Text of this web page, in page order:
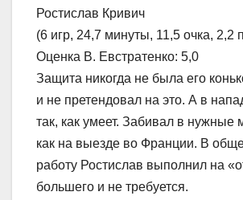
Ростислав Кривич
(6 игр, 24,7 минуты, 11,5 очка, 2,2
Оценка В. Евстратенко: 5,0
Защита никогда не была его
и не претендовал на это. А в
так, как умеет. Забивал в нужные
как на выезде во Франции. В
работу Ростислав выполнил на
большего и не требуется.